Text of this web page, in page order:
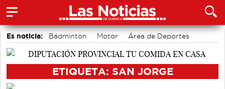
Es noticia: Bádminton Motor
Área de Deportes
Fútbol
Auditorio de Cuenca
ETIQUETA: SAN JORGE